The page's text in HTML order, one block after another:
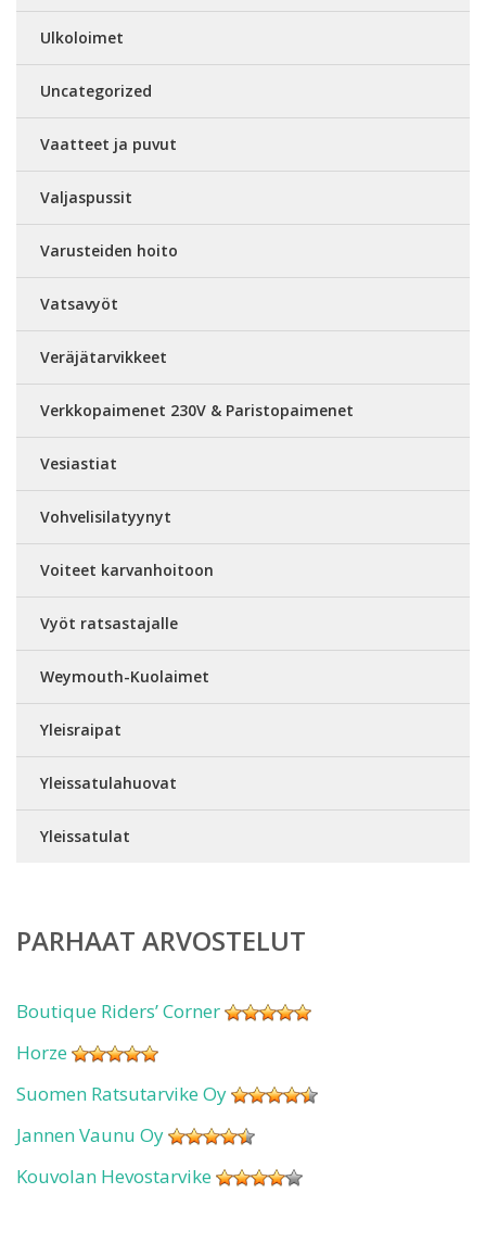
Ulkoloimet
Uncategorized
Vaatteet ja puvut
Valjaspussit
Varusteiden hoito
Vatsavyöt
Veräjätarvikkeet
Verkkopaimenet 230V & Paristopaimenet
Vesiastiat
Vohvelisilatyynyt
Voiteet karvanhoitoon
Vyöt ratsastajalle
Weymouth-Kuolaimet
Yleisraipat
Yleissatulahuovat
Yleissatulat
PARHAAT ARVOSTELUT
Boutique Riders’ Corner
Horze
Suomen Ratsutarvike Oy
Jannen Vaunu Oy
Kouvolan Hevostarvike